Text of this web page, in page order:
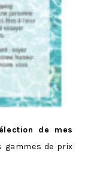
de mes
gammes de prix